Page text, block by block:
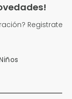
Registrate